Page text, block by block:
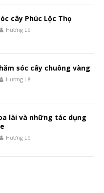
cây Phúc Lộc Thọ
Hương Lê
sóc cây chuông vàng
Hương Lê
lài và những tác dụng
Hương Lê